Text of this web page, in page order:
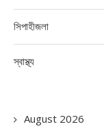
সিপাহীজলা
স্বাস্থ্য
August 2026